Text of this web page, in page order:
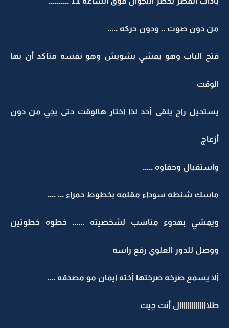
من دون صوت .. ودون حركه .....
فتح الباب وهو يمشي بشويش وهو نفسه متأكد أن بها
الوقت
يستحيل راح يلقى أحد لذا أختار هالوقت حتى يجي من دون
أزعاج
وأستقبال وحفاوه .....
ماسك شنطه سوداء مقلمه بخطوط حمراء ... ....
ويمشي بهدوء مناسب لشخصيته ...... خطوه خطوتين
ووصل للدور العلوي رفع راسه
ألا يسمع صرخه صرختها أخته أيمان مو مصدقه ....
طلاااااااااااااال أنت جيت